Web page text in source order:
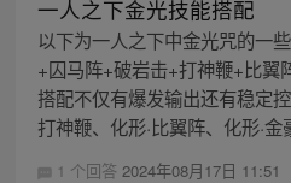
一人之下金光技能搭配
以下为一人之下中金光咒的一
+囚马阵+破岩击+打神鞭+比翼
搭配不仅有爆发输出还有稳定
打神鞭、化形·比翼阵、化形·金
1 个回答 2024年08月17日 11:51